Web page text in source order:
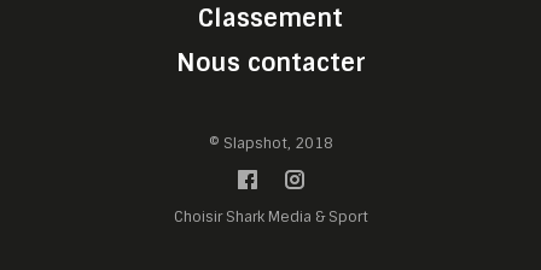
Classement
Nous contacter
© Slapshot, 2018
Choisir Shark Media & Sport